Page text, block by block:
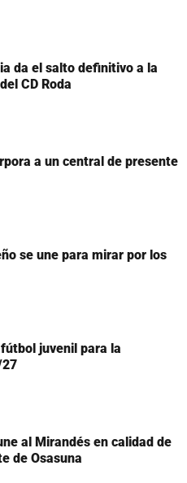
da el salto definitivo a la
CD Roda
a un central de presente
se une para mirar por los
juvenil para la
al Mirandés en calidad de
de Osasuna